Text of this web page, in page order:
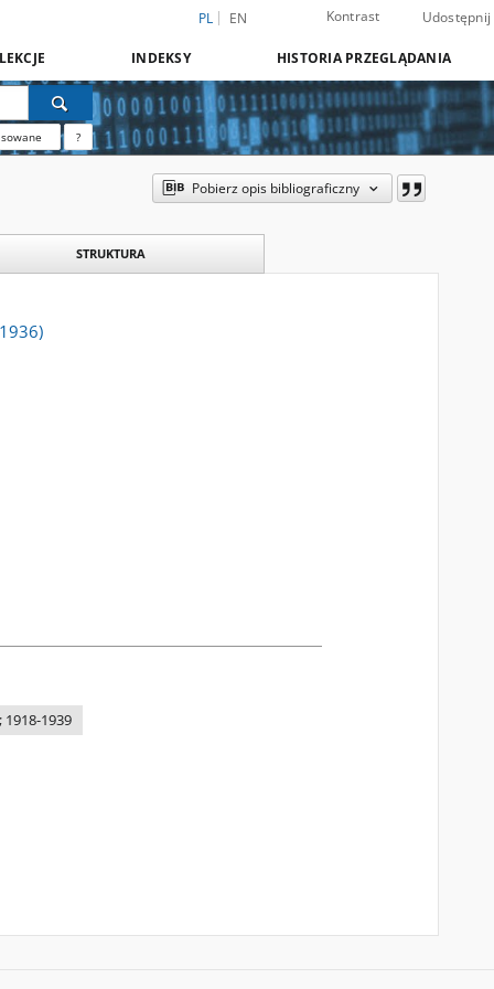
PL EN Kontrast Udostępnij
INDEKSY HISTORIA PRZEGLĄDANIA
?
Pobierz opis bibliograficzny
STRUKTURA
1918-1939